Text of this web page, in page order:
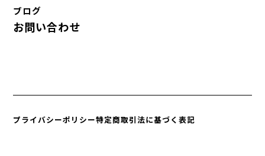
ブログ
お問い合わせ
プライバシーポリシー特定商取引法に基づく表記